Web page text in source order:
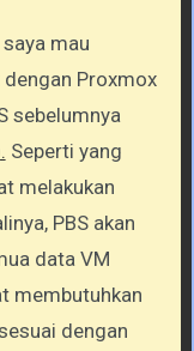
Proxmox
sebelumnya
Seperti yang
melakukan
PBS akan
data VM
membutuhkan
dengan